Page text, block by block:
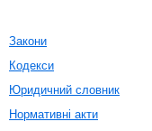
Закони
Кодекси
Юридичний словник
Нормативні акти